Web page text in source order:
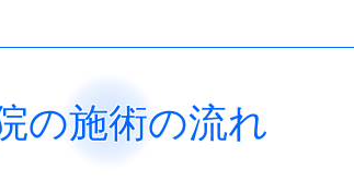
の施術の流れ